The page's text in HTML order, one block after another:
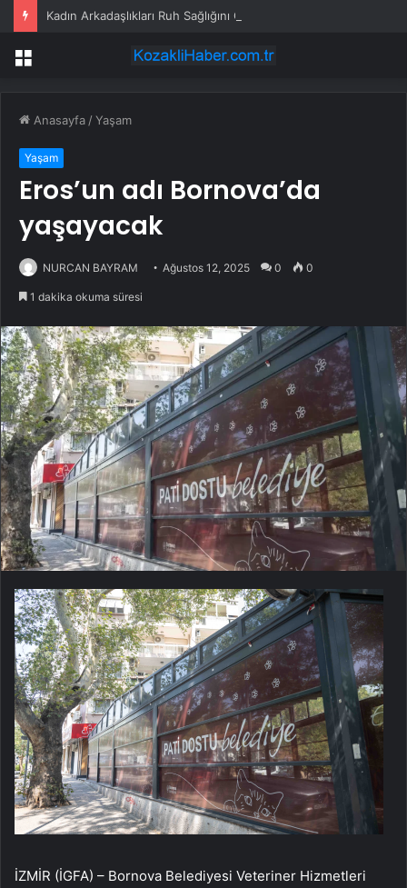
Menü
Anasayfa /Yaşam
Yaşam
Eros’un adı Bornova’da
yaşayacak
NURCAN BAYRAM Ağustos 12, 2025 0 0
1 dakika okuma süresi
İZMİR (İGFA) – Bornova Belediyesi Veteriner Hizmetleri